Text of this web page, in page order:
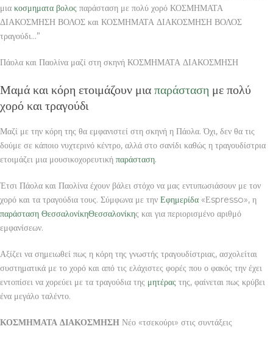
μια κοσμηματα βολος παράσταση με πολύ χορό ΚΟΣΜΗΜΑΤΑ
ΔΙΑΚΟΣΜΗΣΗ ΒΟΛΟΣ και ΚΟΣΜΗΜΑΤΑ ΔΙΑΚΟΣΜΗΣΗ ΒΟΛΟΣ
τραγούδι…”
Πάολα και Παολίνα μαζί στη σκηνή ΚΟΣΜΗΜΑΤΑ ΔΙΑΚΟΣΜΗΣΗ
Μαμά και κόρη ετοιμάζουν μια παράσταση με πολύ
χορό και τραγούδι
Μαζί με την κόρη της θα εμφανιστεί στη σκηνή η Πάολα. Όχι, δεν θα τις
δούμε σε κάποιο νυχτερινό κέντρο, αλλά στο σανίδι καθώς η τραγουδίστρια
ετοιμάζει μια μουσικοχορευτική παράσταση.
Έτσι Πάολα και Παολίνα έχουν βάλει στόχο να μας εντυπωσιάσουν με τον
χορό και τα τραγούδια τους. Σύμφωνα με την Εφημερίδα «Εspresso», η
παράσταση ΘεσσαλονίκηΘεσσαλονίκης και για περιορισμένο αριθμό
εμφανίσεων.
Αξίζει να σημειωθεί πως η κόρη της γνωστής τραγουδίστριας, ασχολείται
συστηματικά με το χορό και από τις ελάχιστες φορές που ο φακός την έχει
εντοπίσει να χορεύει με τα τραγούδια της μητέρας της, φαίνεται πως κρύβει
ένα μεγάλο ταλέντο.
ΚΟΣΜΗΜΑΤΑ ΔΙΑΚΟΣΜΗΣΗ Νέο «τσεκούρι» στις συντάξεις